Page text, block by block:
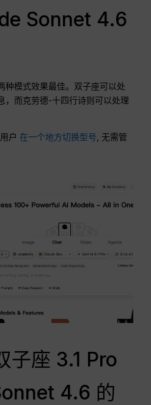
Sonnet 4.6
种模式效果最佳。双子座可以处
，而克劳德-十四行诗则可以处理
户 在一个地方切换型号 , 无需管
子座 3.1 Pro
4.6 的